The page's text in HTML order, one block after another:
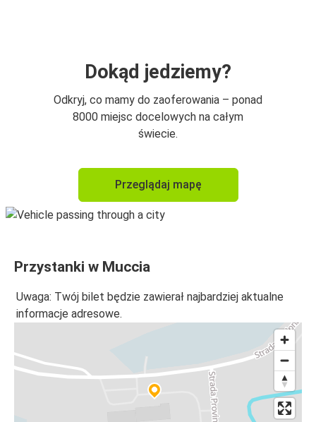
Dokąd jedziemy?
Odkryj, co mamy do zaoferowania – ponad
8000 miejsc docelowych na całym
świecie.
Przeglądaj mapę
Przystanki w Muccia
Uwaga: Twój bilet będzie zawierał najbardziej aktualne
informacje adresowe.